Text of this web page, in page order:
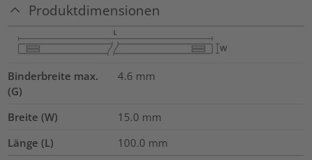
Produktdimensionen
Binderbreite max.
(G)
4.6 mm
Breite (W) 15.0 mm
Länge (L)
100.0 mm